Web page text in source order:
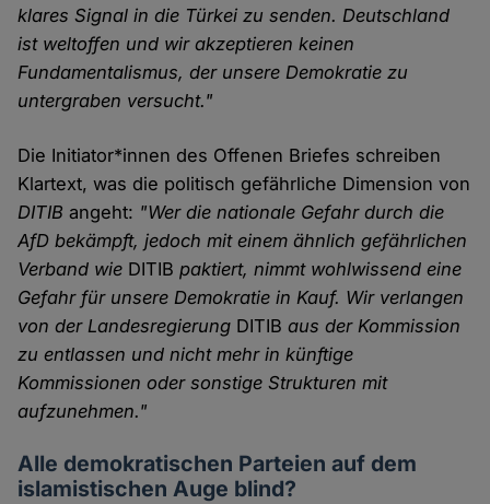
klares Signal in die Türkei zu senden. Deutschland
ist weltoffen und wir akzeptieren keinen
Fundamentalismus, der unsere Demokratie zu
untergraben versucht."
Die Initiator*innen des Offenen Briefes schreiben
Klartext, was die politisch gefährliche Dimension von
DITIB angeht: "Wer die nationale Gefahr durch die
AfD bekämpft, jedoch mit einem ähnlich gefährlichen
Verband wie DITIBpaktiert, nimmt wohlwissend eine
Gefahr für unsere Demokratie in Kauf. Wir verlangen
von der Landesregierung DITIB aus der Kommission
zu entlassen und nicht mehr in künftige
Kommissionen oder sonstige Strukturen mit
aufzunehmen."
Alle demokratischen Parteien auf dem
islamistischen Auge blind?